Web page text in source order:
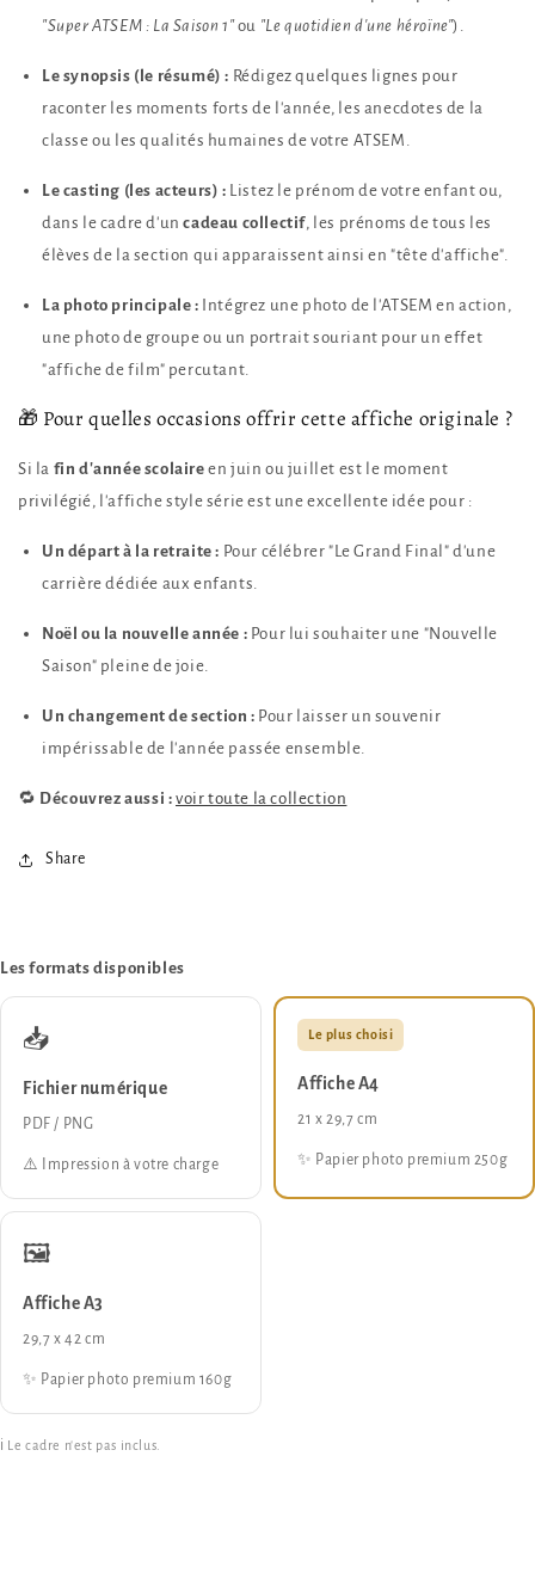
"Super ATSEM : La Saison 1"ou "Le quotidien d'une héroïne").
Le synopsis (le résumé) : Rédigez quelques lignes pour
raconter les moments forts de l'année, les anecdotes de la
classe ou les qualités humaines de votre ATSEM.
Le casting (les acteurs) : Listez le prénom de votre enfant ou,
dans le cadre d'uncadeau collectif, les prénoms de tous les
élèves de la section qui apparaissent ainsi en "tête d'affiche".
La photo principale : Intégrez une photo de l'ATSEM en action,
une photo de groupe ou un portrait souriant pour un effet
"affiche de film" percutant.
🎁 Pour quelles occasions offrir cette affiche originale ?
Si la fin d'année scolaire en juin ou juillet est le moment
privilégié, l'affiche style série est une excellente idée pour :
Un départ à la retraite : Pour célébrer "Le Grand Final" d'une
carrière dédiée aux enfants.
Noël ou la nouvelle année : Pour lui souhaiter une "Nouvelle
Saison" pleine de joie.
Un changement de section : Pour laisser un souvenir
impérissable de l'année passée ensemble.
🔁 Découvrez aussi : voir toute la collection
Share
Les formats disponibles
📥
Fichier numérique
PDF / PNG
⚠️ Impression à votre charge
Le plus choisi
Affiche A4
21 x 29,7 cm
✨ Papier photo premium 250g
🖼️
Affiche A3
29,7 x 42 cm
✨ Papier photo premium 160g
ℹ️ Le cadre n'est pas inclus.